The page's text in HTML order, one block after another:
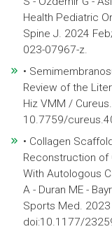
Health Pediatric
Spine J. 2024
023-07967-z.
•
Review of the
Hiz VMM /
10.7759/
• Collagen
Reconstruction of
With Autologous
A - Duran ME -
Sports Med.
doi:10.1177/